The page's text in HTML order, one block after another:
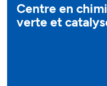
Centre en
verte et